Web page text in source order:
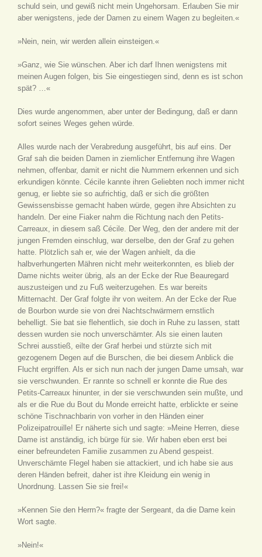
schuld sein, und gewiß nicht mein Ungehorsam. Erlauben Sie mir
aber wenigstens, jede der Damen zu einem Wagen zu begleiten.«
»Nein, nein, wir werden allein einsteigen.«
»Ganz, wie Sie wünschen. Aber ich darf Ihnen wenigstens mit
meinen Augen folgen, bis Sie eingestiegen sind, denn es ist schon
spät? …«
Dies wurde angenommen, aber unter der Bedingung, daß er dann
sofort seines Weges gehen würde.
Alles wurde nach der Verabredung ausgeführt, bis auf eins. Der
Graf sah die beiden Damen in ziemlicher Entfernung ihre Wagen
nehmen, offenbar, damit er nicht die Nummern erkennen und sich
erkundigen könnte. Cécile kannte ihren Geliebten noch immer nicht
genug, er liebte sie so aufrichtig, daß er sich die größten
Gewissensbisse gemacht haben würde, gegen ihre Absichten zu
handeln. Der eine Fiaker nahm die Richtung nach den Petits-
Carreaux, in diesem saß Cécile. Der Weg, den der andere mit der
jungen Fremden einschlug, war derselbe, den der Graf zu gehen
hatte. Plötzlich sah er, wie der Wagen anhielt, da die
halbverhungerten Mähren nicht mehr weiterkonnten, es blieb der
Dame nichts weiter übrig, als an der Ecke der Rue Beauregard
auszusteigen und zu Fuß weiterzugehen. Es war bereits
Mitternacht. Der Graf folgte ihr von weitem. An der Ecke der Rue
de Bourbon wurde sie von drei Nachtschwärmern ernstlich
behelligt. Sie bat sie flehentlich, sie doch in Ruhe zu lassen, statt
dessen wurden sie noch unverschämter. Als sie einen lauten
Schrei ausstieß, eilte der Graf herbei und stürzte sich mit
gezogenem Degen auf die Burschen, die bei diesem Anblick die
Flucht ergriffen. Als er sich nun nach der jungen Dame umsah, war
sie verschwunden. Er rannte so schnell er konnte die Rue des
Petits-Carreaux hinunter, in der sie verschwunden sein mußte, und
als er die Rue du Bout du Monde erreicht hatte, erblickte er seine
schöne Tischnachbarin von vorher in den Händen einer
Polizeipatrouille! Er näherte sich und sagte: »Meine Herren, diese
Dame ist anständig, ich bürge für sie. Wir haben eben erst bei
einer befreundeten Familie zusammen zu Abend gespeist.
Unverschämte Flegel haben sie attackiert, und ich habe sie aus
deren Händen befreit, daher ist ihre Kleidung ein wenig in
Unordnung. Lassen Sie sie frei!«
»Kennen Sie den Herrn?« fragte der Sergeant, da die Dame kein
Wort sagte.
»Nein!«